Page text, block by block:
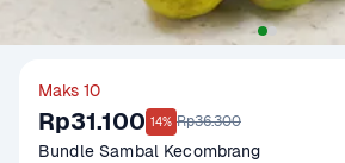
Maks 10
Rp31.100 14% Rp36.300
Bundle Sambal Kecombrang